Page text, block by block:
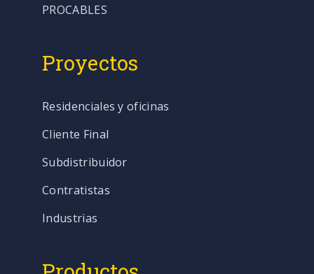
PROCABLES
Proyectos
Residenciales y oficinas
Cliente Final
Subdistribuidor
Contratistas
Industrias